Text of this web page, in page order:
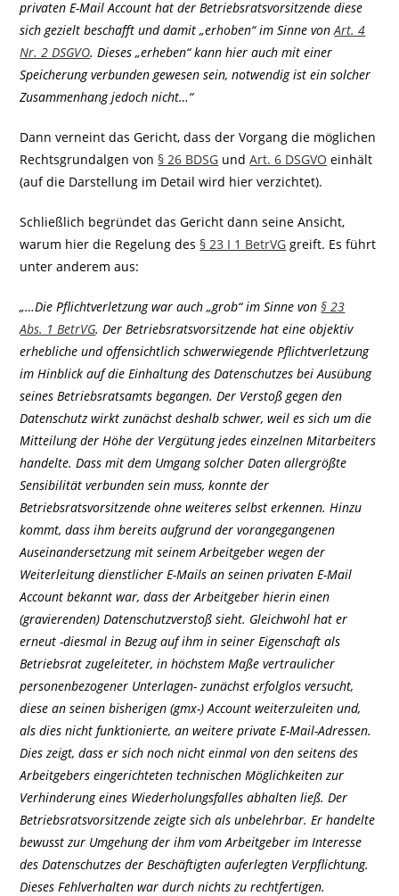
privaten E-Mail Account hat der Betriebsratsvorsitzende diese
sich gezielt beschafft und damit „erhoben“ im Sinne vonArt. 4
Nr. 2 DSGVO. Dieses „erheben“ kann hier auch mit einer
Speicherung verbunden gewesen sein, notwendig ist ein solcher
Zusammenhang jedoch nicht…“
Dann verneint das Gericht, dass der Vorgang die möglichen
Rechtsgrundalgen von § 26 BDSG undArt. 6 DSGVO einhält
(auf die Darstellung im Detail wird hier verzichtet).
Schließlich begründet das Gericht dann seine Ansicht,
warum hier die Regelung des § 23 I 1 BetrVG greift. Es führt
unter anderem aus:
„…Die Pflichtverletzung war auch „grob“ im Sinne von§ 23
Abs. 1 BetrVG. Der Betriebsratsvorsitzende hat eine objektiv
erhebliche und offensichtlich schwerwiegende Pflichtverletzung
im Hinblick auf die Einhaltung des Datenschutzes bei Ausübung
seines Betriebsratsamts begangen. Der Verstoß gegen den
Datenschutz wirkt zunächst deshalb schwer, weil es sich um die
Mitteilung der Höhe der Vergütung jedes einzelnen Mitarbeiters
handelte. Dass mit dem Umgang solcher Daten allergrößte
Sensibilität verbunden sein muss, konnte der
Betriebsratsvorsitzende ohne weiteres selbst erkennen. Hinzu
kommt, dass ihm bereits aufgrund der vorangegangenen
Auseinandersetzung mit seinem Arbeitgeber wegen der
Weiterleitung dienstlicher E-Mails an seinen privaten E-Mail
Account bekannt war, dass der Arbeitgeber hierin einen
(gravierenden) Datenschutzverstoß sieht. Gleichwohl hat er
erneut -diesmal in Bezug auf ihm in seiner Eigenschaft als
Betriebsrat zugeleiteter, in höchstem Maße vertraulicher
personenbezogener Unterlagen- zunächst erfolglos versucht,
diese an seinen bisherigen (gmx-) Account weiterzuleiten und,
als dies nicht funktionierte, an weitere private E-Mail-Adressen.
Dies zeigt, dass er sich noch nicht einmal von den seitens des
Arbeitgebers eingerichteten technischen Möglichkeiten zur
Verhinderung eines Wiederholungsfalles abhalten ließ. Der
Betriebsratsvorsitzende zeigte sich als unbelehrbar. Er handelte
bewusst zur Umgehung der ihm vom Arbeitgeber im Interesse
des Datenschutzes der Beschäftigten auferlegten Verpflichtung.
Dieses Fehlverhalten war durch nichts zu rechtfertigen.